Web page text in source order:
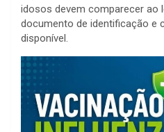
idosos devem comparecer ao
documento de identificação e
disponível.